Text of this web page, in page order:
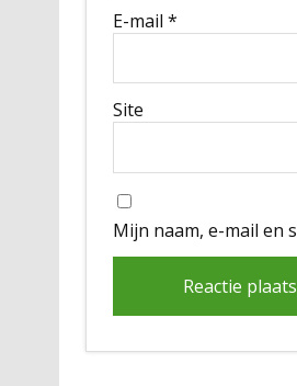
E-mail *
Site
Mijn naam, e-mail en
Alternative: